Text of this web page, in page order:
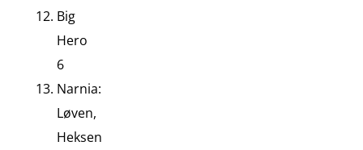
Big
Hero
6
Narnia:
Løven,
Heksen